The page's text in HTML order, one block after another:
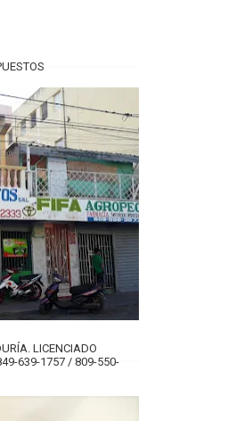
LICENCIADO
639-1757 / 809-550-